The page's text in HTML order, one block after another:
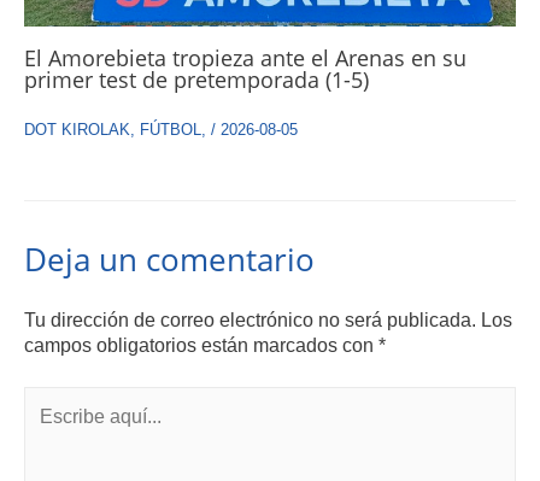
El Amorebieta tropieza ante el Arenas en su
primer test de pretemporada (1-5)
DOT KIROLAK, FÚTBOL, / 2026-08-05
Deja un comentario
Tu dirección de correo electrónico no será publicada. Los
campos obligatorios están marcados con *